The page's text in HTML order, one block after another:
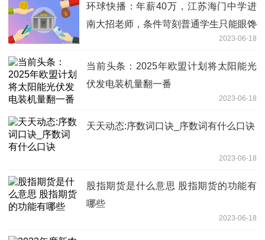
环球快播：年薪40万，江苏海门中学进
南大招老师，条件苛刻普通学生只能眼馋
2023-06-18
当前头条：2025年欧盟计划将太阳能光
伏发电装机量翻一番
2023-06-18
天天动态:序数词口诀_序数词有什么口诀
2023-06-18
股指期货是什么意思 股指期货的功能有
哪些
2023-06-18